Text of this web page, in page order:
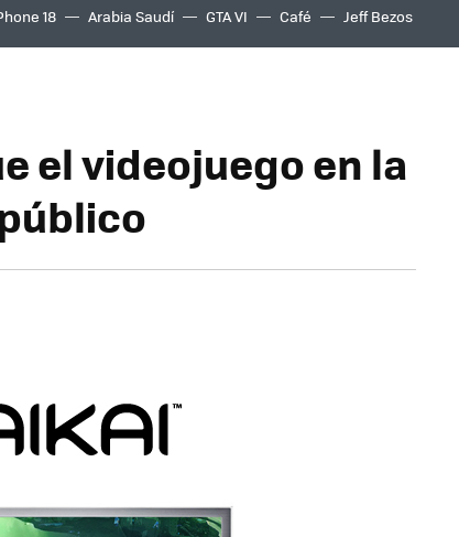
18 Arabia Saudí GTA VI Café Jeff Bezos
el videojuego en la